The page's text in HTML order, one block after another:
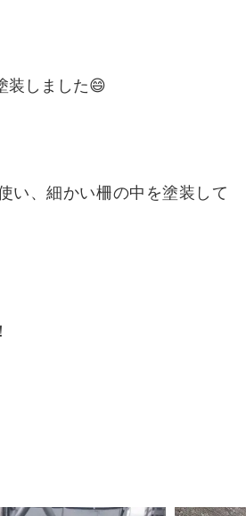
装しました😄
い、細かい柵の中を塗装して